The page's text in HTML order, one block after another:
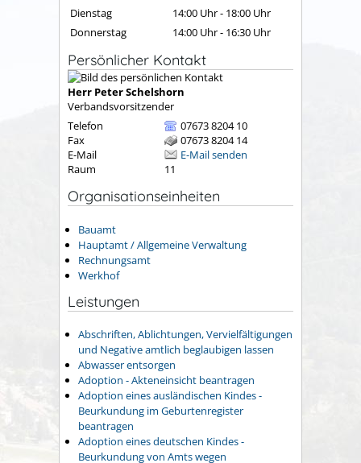
Dienstag
14:00 Uhr- 18:00 Uhr
Donnerstag
14:00 Uhr- 16:30 Uhr
Persönlicher Kontakt
Herr PeterSchelshorn
Verbandsvorsitzender
Telefon
07673 8204 10
Fax
07673 8204 14
E-Mail
E-Mail senden
Raum
11
Organisationseinheiten
Bauamt
Hauptamt / Allgemeine Verwaltung
Rechnungsamt
Werkhof
Leistungen
Abschriften, Ablichtungen, Vervielfältigungen
und Negative amtlich beglaubigen lassen
Abwasser entsorgen
Adoption - Akteneinsicht beantragen
Adoption eines ausländischen Kindes -
Beurkundung im Geburtenregister
beantragen
Adoption eines deutschen Kindes -
Beurkundung von Amts wegen